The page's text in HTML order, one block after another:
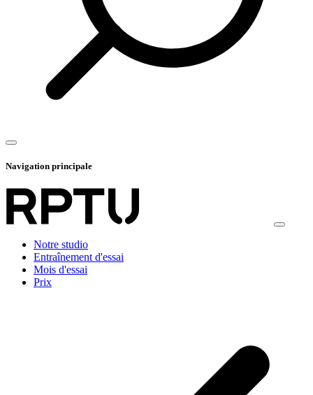
Navigation principale
Notre studio
Entraînement d'essai
Mois d'essai
Prix